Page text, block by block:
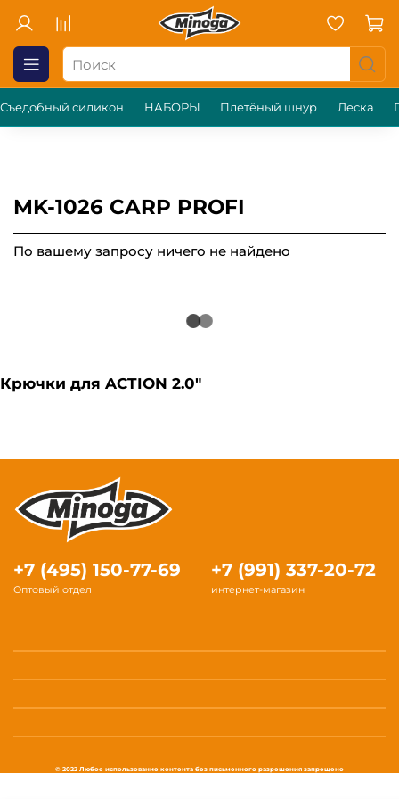
Съедобный силикон НАБОРЫ Плетёный шнур Леска
MK-1026 CARP PROFI
По вашему запросу ничего не найдено
Крючки для ACTION 2.0"
+7 (495) 150-77-69
Оптовый отдел
+7 (991) 337-20-72
интернет-магазин
© 2022 Любое использование контента без письменного разрешения запрещено